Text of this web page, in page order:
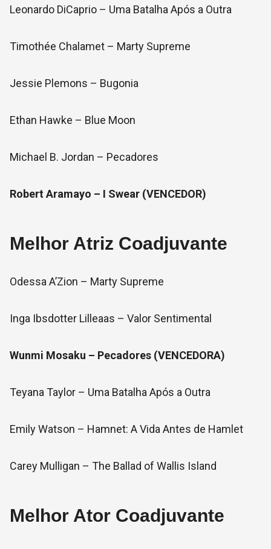
Leonardo DiCaprio – Uma Batalha Após a Outra
Timothée Chalamet – Marty Supreme
Jessie Plemons – Bugonia
Ethan Hawke – Blue Moon
Michael B. Jordan – Pecadores
Robert Aramayo – I Swear (VENCEDOR)
Melhor Atriz Coadjuvante
Odessa A’Zion – Marty Supreme
Inga Ibsdotter Lilleaas – Valor Sentimental
Wunmi Mosaku – Pecadores (VENCEDORA)
Teyana Taylor – Uma Batalha Após a Outra
Emily Watson – Hamnet: A Vida Antes de Hamlet
Carey Mulligan – The Ballad of Wallis Island
Melhor Ator Coadjuvante